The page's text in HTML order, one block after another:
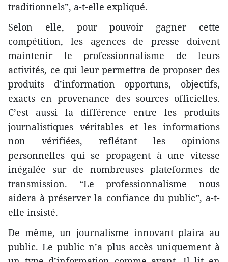
traditionnels”, a-t-elle expliqué.
Selon elle, pour pouvoir gagner cette
compétition, les agences de presse doivent
maintenir le professionnalisme de leurs
activités, ce qui leur permettra de proposer des
produits d’information opportuns, objectifs,
exacts en provenance des sources officielles.
C’est aussi la différence entre les produits
journalistiques véritables et les informations
non vérifiées, reflétant les opinions
personnelles qui se propagent à une vitesse
inégalée sur de nombreuses plateformes de
transmission. “Le professionnalisme nous
aidera à préserver la confiance du public”, a-t-
elle insisté.
De même, un journalisme innovant plaira au
public. Le public n’a plus accès uniquement à